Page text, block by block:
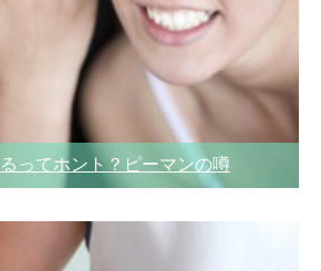
ってホント？ピーマンの噂